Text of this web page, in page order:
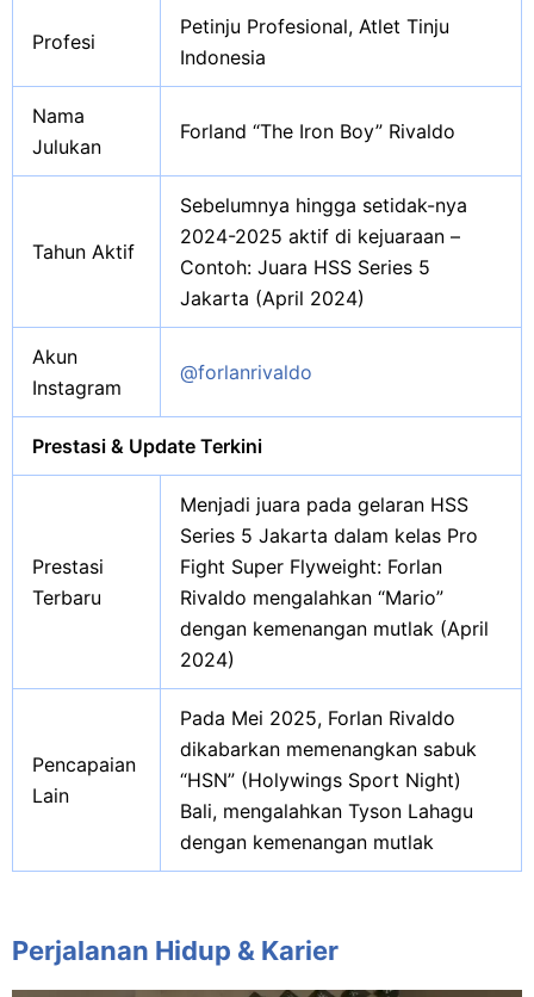
Profesi
Petinju Profesional, Atlet Tinju
Indonesia
Nama
Julukan
Forland “The Iron Boy” Rivaldo
Tahun Aktif
Sebelumnya hingga setidak-nya
2024-2025 aktif di kejuaraan –
Contoh: Juara HSS Series 5
Jakarta (April 2024)
Akun
Instagram
@forlanrivaldo
Prestasi & Update Terkini
Prestasi
Terbaru
Menjadi juara pada gelaran HSS
Series 5 Jakarta dalam kelas Pro
Fight Super Flyweight: Forlan
Rivaldo mengalahkan “Mario”
dengan kemenangan mutlak (April
2024)
Pencapaian
Lain
Pada Mei 2025, Forlan Rivaldo
dikabarkan memenangkan sabuk
“HSN” (Holywings Sport Night)
Bali, mengalahkan Tyson Lahagu
dengan kemenangan mutlak
Perjalanan Hidup & Karier